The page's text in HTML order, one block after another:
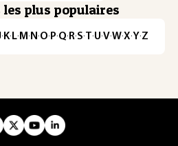
les plus populaires
· K· L· M · N ·O· P·Q· R·S·T·U·V·W·X·Y·Z